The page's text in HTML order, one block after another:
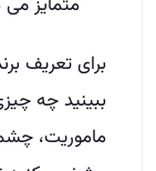
برای تعریف
ببینید چه
ماموریت،